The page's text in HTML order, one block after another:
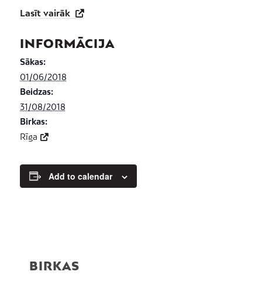
Lasīt vairāk
INFORMĀCIJA
Sākas:
01/06/2018
Beidzas:
31/08/2018
Birkas:
Rīga
Add to calendar
BIRKAS